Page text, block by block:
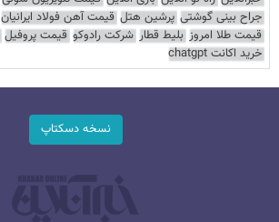
جراح بینی گوشتی پرشین هتل قیمت آهن فولاد ایرانیان
قیمت طلا امروز بلیط قطار شرکت رادوکو قیمت پروفیل
خرید اکانت chatgpt
نسخه دسکتاپ